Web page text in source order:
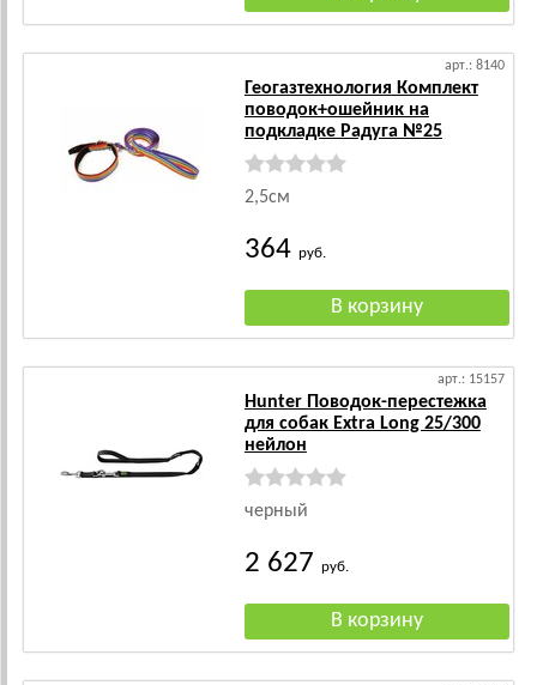
арт.: 8140
Геогазтехнология Комплект
поводок+ошейник на
подкладке Радуга №25
2,5см
364 руб.
арт.: 15157
Hunter Поводок-перестежка
для собак Extra Long 25/300
нейлон
черный
2 627 руб.